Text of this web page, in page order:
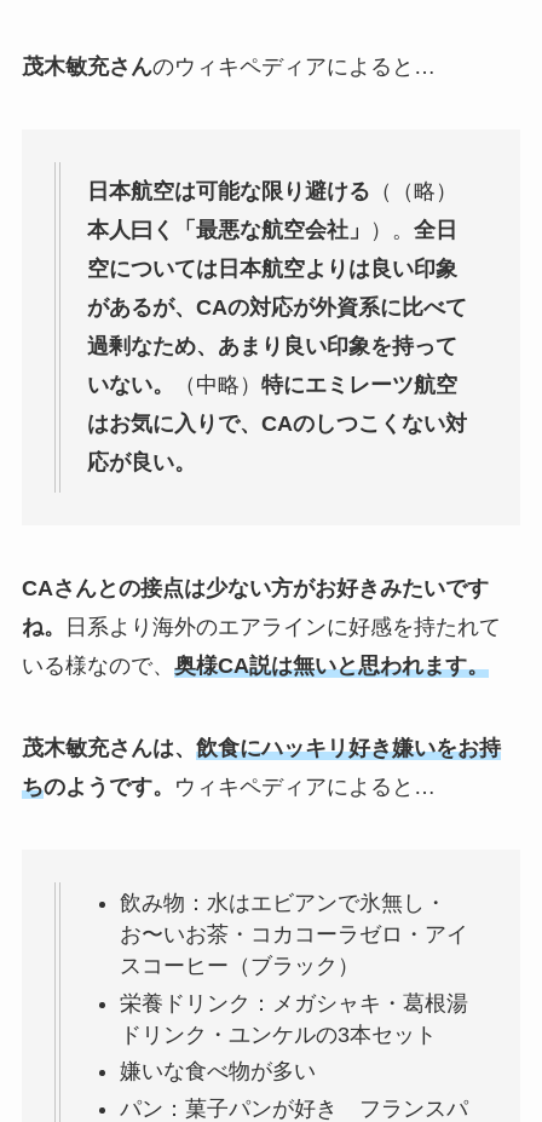
茂木敏充さんのウィキペディアによると…
日本航空は可能な限り避ける （（略）
本人曰く「最悪な航空会社」
）。 全日
空については日本航空よりは良い印象
があるが、CAの対応が外資系に比べて
過剰なため、あまり良い印象を持って
いない。
（中略） 特にエミレーツ航空
はお気に入りで、CAのしつこくない対
応が良い。
CAさんとの接点は少ない方がお好きみたいです
ね。
日系より海外のエアラインに好感を持たれて
いる様なので、 奥様CA説は無いと思われます。
茂木敏充さんは、 飲食にハッキリ好き嫌いをお持
ちのようです。 ウィキペディアによると…
飲み物：水はエビアンで氷無し・
お〜いお茶・コカコーラゼロ・アイ
スコーヒー（ブラック）
栄養ドリンク：メガシャキ・葛根湯
ドリンク・ユンケルの3本セット
嫌いな食べ物が多い
パン：菓子パンが好き フランスパ